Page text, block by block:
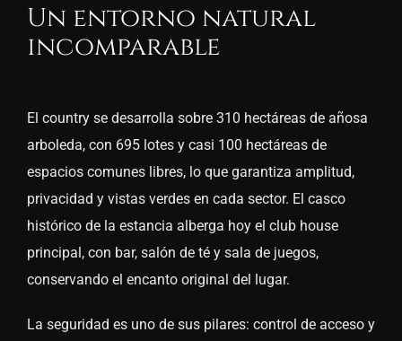
Un entorno natural
incomparable
El country se desarrolla sobre 310 hectáreas de añosa
arboleda, con 695 lotes y casi 100 hectáreas de
espacios comunes libres, lo que garantiza amplitud,
privacidad y vistas verdes en cada sector. El casco
histórico de la estancia alberga hoy el club house
principal, con bar, salón de té y sala de juegos,
conservando el encanto original del lugar.
La seguridad es uno de sus pilares: control de acceso y